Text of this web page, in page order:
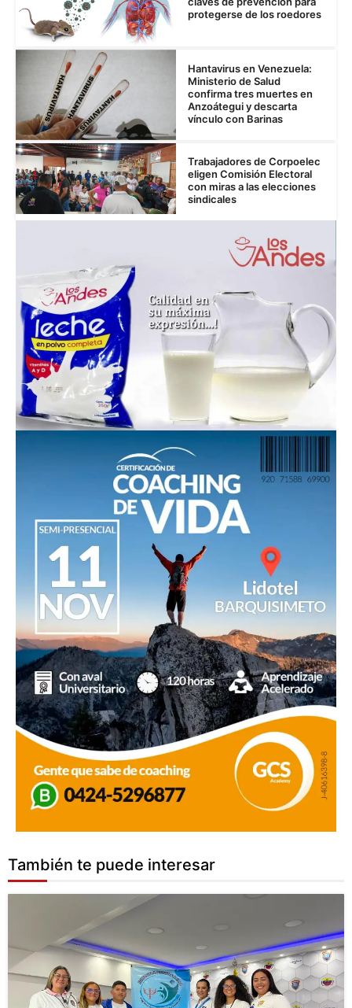
protegerse de los roedores
Hantavirus en Venezuela:
Ministerio de Salud
confirma tres muertes en
Anzoátegui y descarta
vínculo con Barinas
Trabajadores de Corpoelec
eligen Comisión Electoral
con miras a las elecciones
sindicales
También te puede interesar